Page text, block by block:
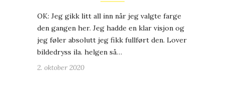
OK: Jeg gikk litt all inn når jeg valgte farge
den gangen her. Jeg hadde en klar visjon og
jeg føler absolutt jeg fikk fullført den. Lover
bildedryss ila. helgen så…
2. oktober 2020